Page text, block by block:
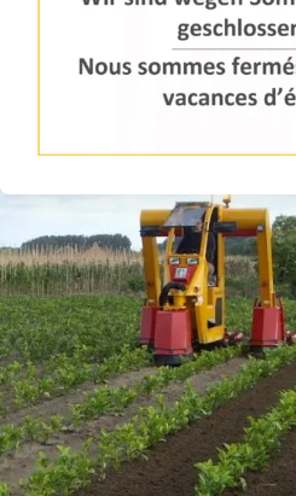
ANFRAGE INFORMATIONEN